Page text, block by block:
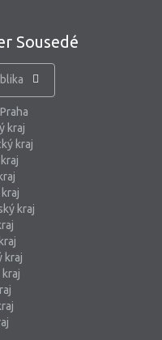
Sousedé
kraj
kraj
kraj
kraj